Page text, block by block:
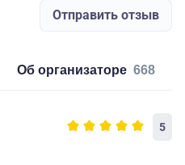
Отправить отзыв
об организаторе 668
5